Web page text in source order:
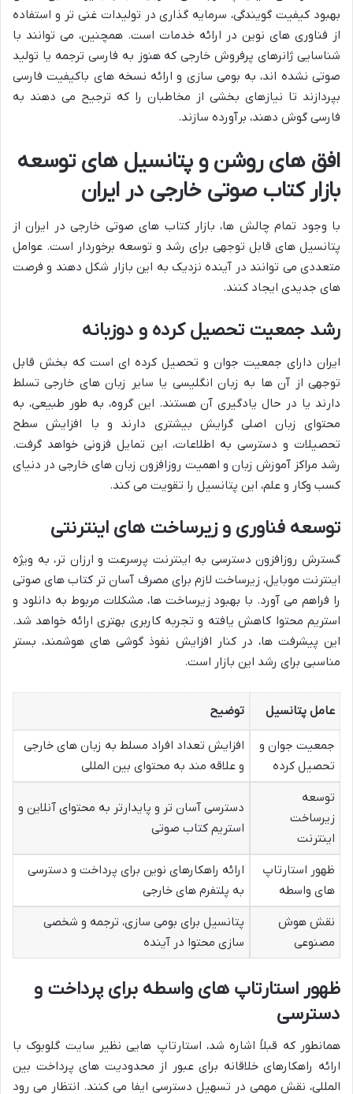
بهبود کیفیت گویندگی، سرمایه گذاری در تولیدات غنی تر و استفاده
از فناوری های نوین در ارائه خدمات است. همچنین، می توانند با
شناسایی ژانرهای پرفروش خارجی که هنوز به فارسی ترجمه یا تولید
صوتی نشده اند، به بومی سازی و ارائه نسخه های باکیفیت فارسی
بپردازند تا نیازهای بخشی از مخاطبان را که ترجیح می دهند به
فارسی گوش دهند، برآورده سازند.
افق های روشن و پتانسیل های توسعه
بازار کتاب صوتی خارجی در ایران
با وجود تمام چالش ها، بازار کتاب های صوتی خارجی در ایران از
پتانسیل های قابل توجهی برای رشد و توسعه برخوردار است. عوامل
متعددی می توانند در آینده نزدیک به این بازار شکل دهند و فرصت
های جدیدی ایجاد کنند.
رشد جمعیت تحصیل کرده و دوزبانه
ایران دارای جمعیت جوان و تحصیل کرده ای است که بخش قابل
توجهی از آن ها به زبان انگلیسی یا سایر زبان های خارجی تسلط
دارند یا در حال یادگیری آن هستند. این گروه، به طور طبیعی، به
محتوای زبان اصلی گرایش بیشتری دارند و با افزایش سطح
تحصیلات و دسترسی به اطلاعات، این تمایل فزونی خواهد گرفت.
رشد مراکز آموزش زبان و اهمیت روزافزون زبان های خارجی در دنیای
کسب وکار و علم، این پتانسیل را تقویت می کند.
توسعه فناوری و زیرساخت های اینترنتی
گسترش روزافزون دسترسی به اینترنت پرسرعت و ارزان تر، به ویژه
اینترنت موبایل، زیرساخت لازم برای مصرف آسان تر کتاب های صوتی
را فراهم می آورد. با بهبود زیرساخت ها، مشکلات مربوط به دانلود و
استریم محتوا کاهش یافته و تجربه کاربری بهتری ارائه خواهد شد.
این پیشرفت ها، در کنار افزایش نفوذ گوشی های هوشمند، بستر
مناسبی برای رشد این بازار است.
عامل پتانسیل توضیح
جمعیت جوان و
تحصیل کرده
افزایش تعداد افراد مسلط به زبان های خارجی
و علاقه مند به محتوای بین المللی
توسعه
زیرساخت
اینترنت
دسترسی آسان تر و پایدارتر به محتوای آنلاین و
استریم کتاب صوتی
ظهور استارتاپ
های واسطه
ارائه راهکارهای نوین برای پرداخت و دسترسی
به پلتفرم های خارجی
نقش هوش
مصنوعی
پتانسیل برای بومی سازی، ترجمه و شخصی
سازی محتوا در آینده
ظهور استارتاپ های واسطه برای پرداخت و
دسترسی
همانطور که قبلاً اشاره شد، استارتاپ هایی نظیر سایت گلوبوک با
ارائه راهکارهای خلاقانه برای عبور از محدودیت های پرداخت بین
المللی، نقش مهمی در تسهیل دسترسی ایفا می کنند. انتظار می رود